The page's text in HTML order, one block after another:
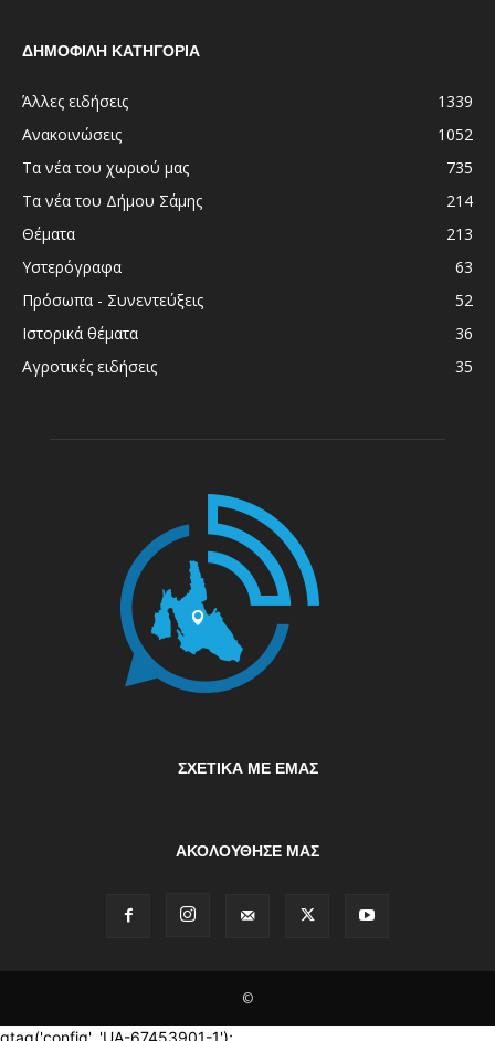
ΔΗΜΟΦΙΛΗ ΚΑΤΗΓΟΡΙΑ
Άλλες ειδήσεις
1339
Ανακοινώσεις
1052
Τα νέα του χωριού μας
735
Τα νέα του Δήμου Σάμης
214
Θέματα
213
Υστερόγραφα
63
Πρόσωπα - Συνεντεύξεις
52
Ιστορικά θέματα
36
Αγροτικές ειδήσεις
35
ΣΧΕΤΙΚΆ ΜΕ ΕΜΆΣ
ΑΚΟΛΟΥΘΗΣΕ ΜΑΣ
©
gtag('config', 'UA-67453901-1');